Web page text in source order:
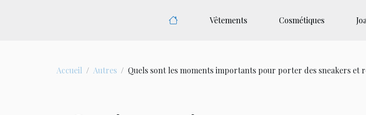
Vêtements Cosmétiques
Accueil Autres Quels sont les moments importants pour porter des sneakers et